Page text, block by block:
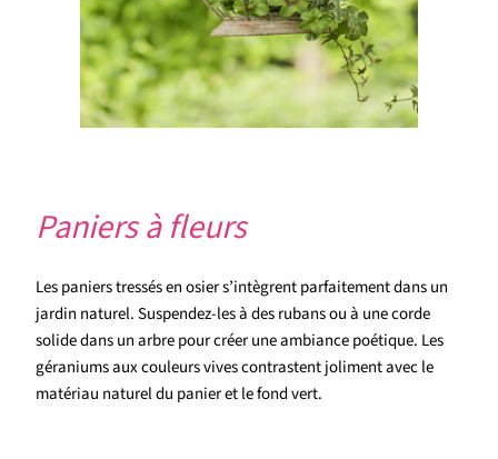
Paniers à fleurs
Les paniers tressés en osier s’intègrent parfaitement dans un
jardin naturel. Suspendez-les à des rubans ou à une corde
solide dans un arbre pour créer une ambiance poétique. Les
géraniums aux couleurs vives contrastent joliment avec le
matériau naturel du panier et le fond vert.